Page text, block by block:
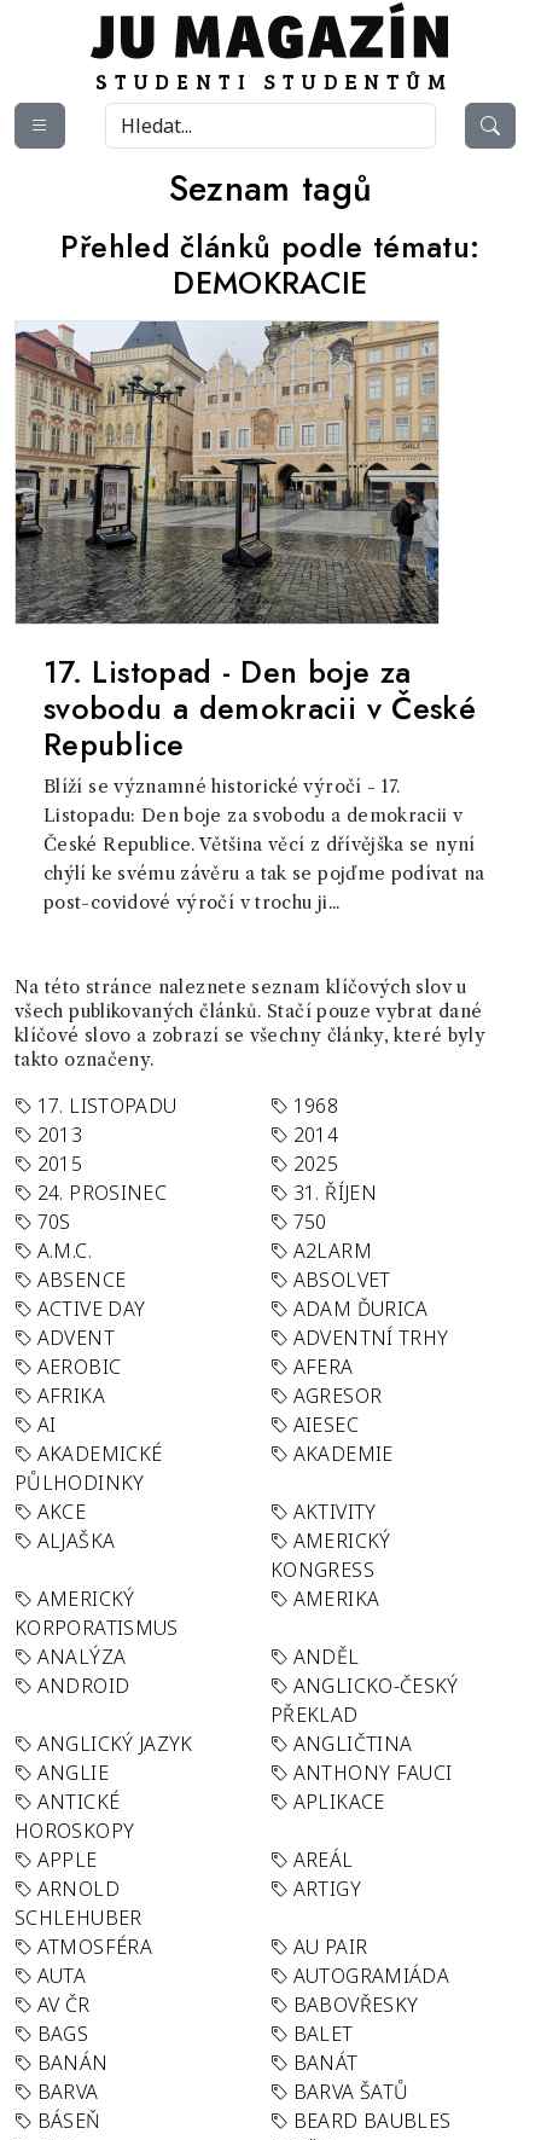
Seznam tagů
Přehled článků podle tématu:
DEMOKRACIE
17. Listopad - Den boje za
svobodu a demokracii v České
Republice
Blíží se významné historické výročí - 17.
Listopadu: Den boje za svobodu a demokracii v
České Republice. Většina věcí z dřívějška se nyní
chýlí ke svému závěru a tak se pojďme podívat na
post-covidové výročí v trochu ji...
Na této stránce naleznete seznam klíčových slov u
všech publikovaných článků. Stačí pouze vybrat dané
klíčové slovo a zobrazí se všechny články, které byly
takto označeny.
17. LISTOPADU
1968
2013
2014
2015
2025
24. PROSINEC
31. ŘÍJEN
70S
750
A.M.C.
A2LARM
ABSENCE
ABSOLVET
ACTIVE DAY
ADAM ĎURICA
ADVENT
ADVENTNÍ TRHY
AEROBIC
AFERA
AFRIKA
AGRESOR
AI
AIESEC
AKADEMICKÉ
PŮLHODINKY
AKADEMIE
AKCE
AKTIVITY
ALJAŠKA
AMERICKÝ
KONGRESS
AMERICKÝ
KORPORATISMUS
AMERIKA
ANALÝZA
ANDĚL
ANDROID
ANGLICKO-ČESKÝ
PŘEKLAD
ANGLICKÝ JAZYK
ANGLIČTINA
ANGLIE
ANTHONY FAUCI
ANTICKÉ
HOROSKOPY
APLIKACE
APPLE
AREÁL
ARNOLD
SCHLEHUBER
ARTIGY
ATMOSFÉRA
AU PAIR
AUTA
AUTOGRAMIÁDA
AV ČR
BABOVŘESKY
BAGS
BALET
BANÁN
BANÁT
BARVA
BARVA ŠATŮ
BÁSEŇ
BEARD BAUBLES